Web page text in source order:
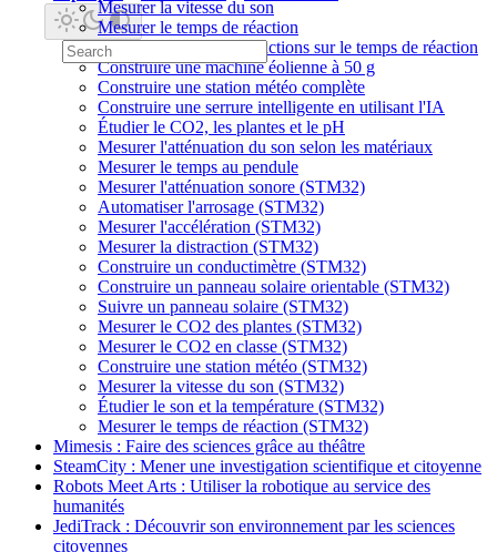
Mesurer la vitesse du son
Mesurer le temps de réaction
Mesurer l'effet des distractions sur le temps de réaction
Construire une machine éolienne à 50 g
Construire une station météo complète
Construire une serrure intelligente en utilisant l'IA
Étudier le CO2, les plantes et le pH
Mesurer l'atténuation du son selon les matériaux
Mesurer le temps au pendule
Mesurer l'atténuation sonore (STM32)
Automatiser l'arrosage (STM32)
Mesurer l'accélération (STM32)
Mesurer la distraction (STM32)
Construire un conductimètre (STM32)
Construire un panneau solaire orientable (STM32)
Suivre un panneau solaire (STM32)
Mesurer le CO2 des plantes (STM32)
Mesurer le CO2 en classe (STM32)
Construire une station météo (STM32)
Mesurer la vitesse du son (STM32)
Étudier le son et la température (STM32)
Mesurer le temps de réaction (STM32)
Mimesis : Faire des sciences grâce au théâtre
SteamCity : Mener une investigation scientifique et citoyenne
Robots Meet Arts : Utiliser la robotique au service des
humanités
JediTrack : Découvrir son environnement par les sciences
citoyennes